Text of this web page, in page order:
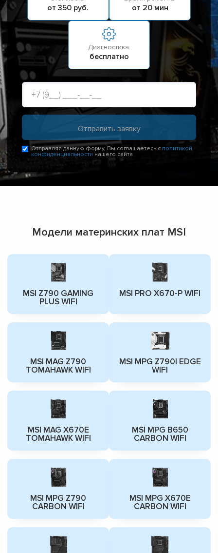
от 350 руб. от 20 мин
Диагностика:
бесплатно
Отправляя данную форму, Вы соглашаетесь с политикой
конфиденциальности нашего сайта
Модели материнских плат MSI
MSI Z790 GAMING
PLUS WIFI
MSI PRO X670-P WIFI
MSI MAG Z790
TOMAHAWK WIFI
MSI MPG Z790I EDGE
WIFI
MSI MAG X670E
TOMAHAWK WIFI
MSI MPG B650
CARBON WIFI
MSI MPG Z790
CARBON WIFI
MSI MPG X670E
CARBON WIFI